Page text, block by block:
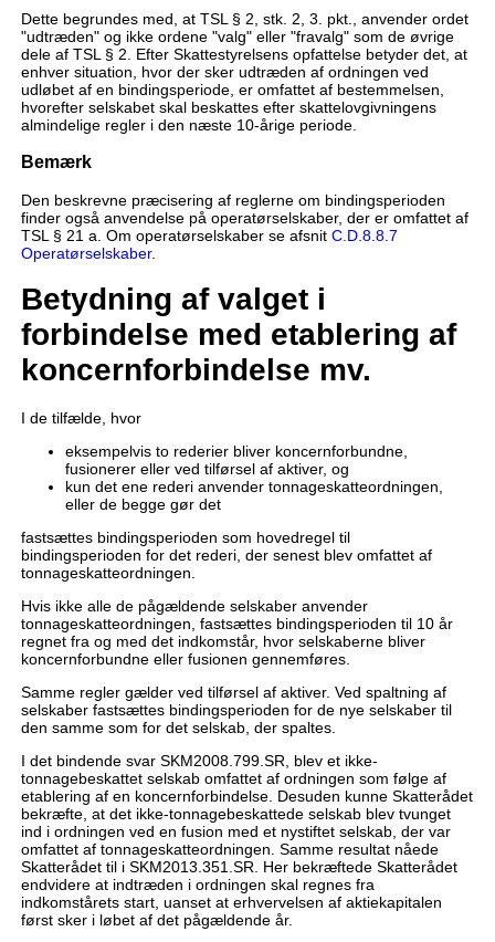
Dette begrundes med, at TSL § 2, stk. 2, 3. pkt., anvender ordet
"udtræden" og ikke ordene "valg" eller "fravalg" som de øvrige
dele af TSL § 2. Efter Skattestyrelsens opfattelse betyder det, at
enhver situation, hvor der sker udtræden af ordningen ved
udløbet af en bindingsperiode, er omfattet af bestemmelsen,
hvorefter selskabet skal beskattes efter skattelovgivningens
almindelige regler i den næste 10-årige periode.
Bemærk
Den beskrevne præcisering af reglerne om bindingsperioden
finder også anvendelse på operatørselskaber, der er omfattet af
TSL § 21 a. Om operatørselskaber se afsnit C.D.8.8.7
Operatørselskaber.
Betydning af valget i
forbindelse med etablering af
koncernforbindelse mv.
I de tilfælde, hvor
eksempelvis to rederier bliver koncernforbundne,
fusionerer eller ved tilførsel af aktiver, og
kun det ene rederi anvender tonnageskatteordningen,
eller de begge gør det
fastsættes bindingsperioden som hovedregel til
bindingsperioden for det rederi, der senest blev omfattet af
tonnageskatteordningen.
Hvis ikke alle de pågældende selskaber anvender
tonnageskatteordningen, fastsættes bindingsperioden til 10 år
regnet fra og med det indkomstår, hvor selskaberne bliver
koncernforbundne eller fusionen gennemføres.
Samme regler gælder ved tilførsel af aktiver. Ved spaltning af
selskaber fastsættes bindingsperioden for de nye selskaber til
den samme som for det selskab, der spaltes.
I det bindende svar SKM2008.799.SR, blev et ikke-
tonnagebeskattet selskab omfattet af ordningen som følge af
etablering af en koncernforbindelse. Desuden kunne Skatterådet
bekræfte, at det ikke-tonnagebeskattede selskab blev tvunget
ind i ordningen ved en fusion med et nystiftet selskab, der var
omfattet af tonnageskatteordningen. Samme resultat nåede
Skatterådet til i SKM2013.351.SR. Her bekræftede Skatterådet
endvidere at indtræden i ordningen skal regnes fra
indkomstårets start, uanset at erhvervelsen af aktiekapitalen
først sker i løbet af det pågældende år.